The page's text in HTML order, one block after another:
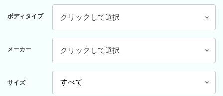
ボディタイプ クリックして選択
メーカー クリックして選択
サイズ